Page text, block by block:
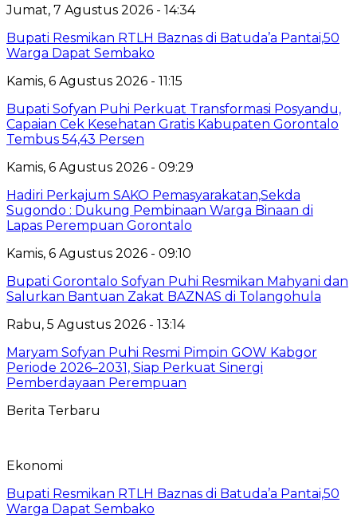
Jumat, 7 Agustus 2026 - 14:34
Bupati Resmikan RTLH Baznas di Batuda’a Pantai,50
Warga Dapat Sembako
Kamis, 6 Agustus 2026 - 11:15
Bupati Sofyan Puhi Perkuat Transformasi Posyandu,
Capaian Cek Kesehatan Gratis Kabupaten Gorontalo
Tembus 54,43 Persen
Kamis, 6 Agustus 2026 - 09:29
Hadiri Perkajum SAKO Pemasyarakatan,Sekda
Sugondo : Dukung Pembinaan Warga Binaan di
Lapas Perempuan Gorontalo
Kamis, 6 Agustus 2026 - 09:10
Bupati Gorontalo Sofyan Puhi Resmikan Mahyani dan
Salurkan Bantuan Zakat BAZNAS di Tolangohula
Rabu, 5 Agustus 2026 - 13:14
Maryam Sofyan Puhi Resmi Pimpin GOW Kabgor
Periode 2026–2031, Siap Perkuat Sinergi
Pemberdayaan Perempuan
Berita Terbaru
Ekonomi
Bupati Resmikan RTLH Baznas di Batuda’a Pantai,50
Warga Dapat Sembako